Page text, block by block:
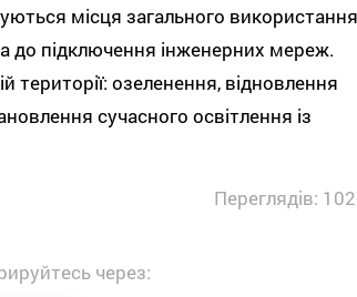
місця загального використання
до підключення інженерних мереж.
території: озеленення, відновлення
сучасного освітлення із
Переглядів:
через: